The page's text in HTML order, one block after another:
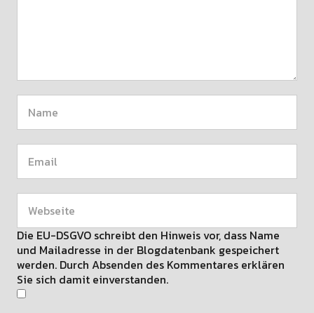
Die EU-DSGVO schreibt den Hinweis vor, dass Name
und Mailadresse in der Blogdatenbank gespeichert
werden. Durch Absenden des Kommentares erklären
Sie sich damit einverstanden.